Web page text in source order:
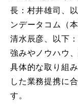
長：村井雄司、
ンデータコム（
清水辰彦、以下
強みやノウハウ
具体的な取り組
した業務提携に
す。